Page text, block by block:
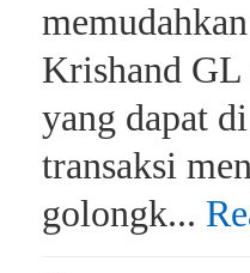
Krishand
yang dapat
transaksi
golongk...